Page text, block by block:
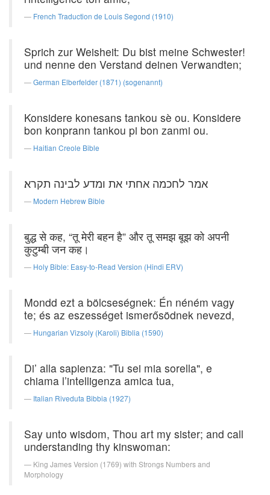
French Traduction de Louis Segond (1910)
Sprich zur Weisheit: Du bist meine Schwester!
und nenne den Verstand deinen Verwandten;
German Elberfelder (1871) (sogenannt)
Konsidere konesans tankou sè ou. Konsidere
bon konprann tankou pi bon zanmi ou.
Haitian Creole Bible
אמר לחכמה אחתי את ומדע לבינה תקרא׃
Modern Hebrew Bible
बुद्ध से कह, “तू मेरी बहन है” और तू समझ बूझ को अपनी
कुटुम्बी जन कह।
Holy Bible: Easy-to-Read Version (Hindi ERV)
Mondd ezt a bölcseségnek: Én néném vagy
te; és az eszességet ismerősödnek nevezd,
Hungarian Vizsoly (Karoli) Biblia (1590)
Di’ alla sapienza: "Tu sei mia sorella", e
chiama l’intelligenza amica tua,
Italian Riveduta Bibbia (1927)
Say unto wisdom, Thou art my sister; and call
understanding thy kinswoman:
King James Version (1769) with Strongs Numbers and
Morphology